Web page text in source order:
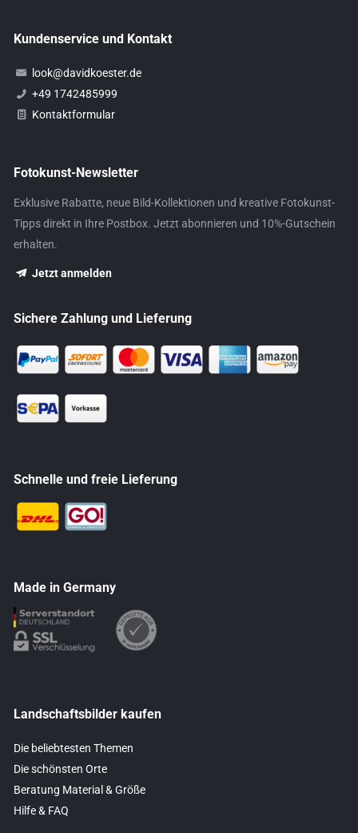
Kundenservice und Kontakt
look@davidkoester.de
+49 1742485999
Kontaktformular
Fotokunst-Newsletter
Exklusive Rabatte, neue Bild-Kollektionen und kreative Fotokunst-
Tipps direkt in Ihre Postbox. Jetzt abonnieren und 10%-Gutschein
erhalten.
Jetzt anmelden
Sichere Zahlung und Lieferung
Schnelle und freie Lieferung
Made in Germany
Landschaftsbilder kaufen
Die beliebtesten Themen
Die schönsten Orte
Beratung Material & Größe
Hilfe & FAQ